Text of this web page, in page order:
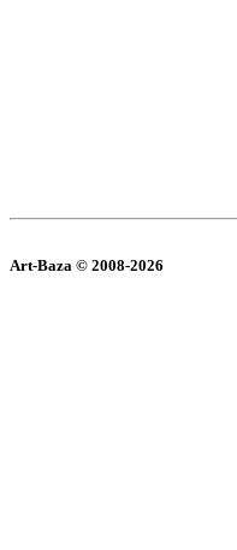
Art-Baza © 2008-2026